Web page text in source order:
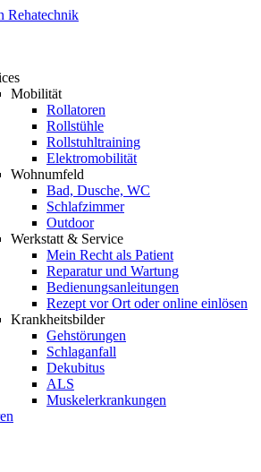
Mobilität
Rollatoren
Rollstühle
Rollstuhltraining
Elektromobilität
Wohnumfeld
Bad, Dusche, WC
Schlafzimmer
Outdoor
Werkstatt & Service
Mein Recht als Patient
Reparatur und Wartung
Bedienungsanleitungen
Rezept vor Ort oder online einlösen
Krankheitsbilder
Gehstörungen
Schlaganfall
Dekubitus
ALS
Muskelerkrankungen